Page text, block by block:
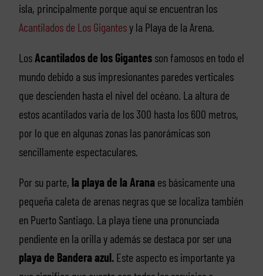
isla, principalmente porque aquí se encuentran los
Acantilados de Los Gigantesy la Playa de la Arena.
LosAcantilados de los Gigantesson famosos en todo el
mundo debido a sus impresionantes paredes verticales
que descienden hasta el nivel del océano. La altura de
estos acantilados varia de los 300 hasta los 600 metros,
por lo que en algunas zonas las panorámicas son
sencillamente espectaculares.
Por su parte, la playa de la Arana es básicamente una
pequeña caleta de arenas negras que se localiza también
en Puerto Santiago. La playa tiene una pronunciada
pendiente en la orilla y además se destaca por ser una
playa de Bandera azul.Este aspecto es importante ya